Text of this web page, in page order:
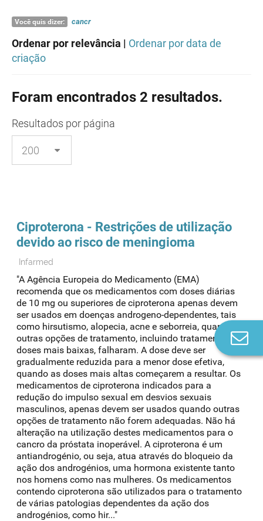
Você quis dizer: cancr
Ordenar por relevância | Ordenar por data de
criação
Foram encontrados 2 resultados.
Resultados por página
Ciproterona - Restrições de utilização
devido ao risco de meningioma
Infarmed
"A Agência Europeia do Medicamento (EMA)
recomenda que os medicamentos com doses diárias
de 10 mg ou superiores de ciproterona apenas devem
ser usados em doenças androgeno-dependentes, tais
como hirsutismo, alopecia, acne e seborreia, quando
outras opções de tratamento, incluindo tratamento com
doses mais baixas, falharam. A dose deve ser
gradualmente reduzida para a menor dose efetiva,
quando as doses mais altas começarem a resultar. Os
medicamentos de ciproterona indicados para a
redução do impulso sexual em desvios sexuais
masculinos, apenas devem ser usados quando outras
opções de tratamento não forem adequadas. Não há
alteração na utilização destes medicamentos para o
cancro da próstata inoperável. A ciproterona é um
antiandrogénio, ou seja, atua através do bloqueio da
ação dos androgénios, uma hormona existente tanto
nos homens como nas mulheres. Os medicamentos
contendo ciproterona são utilizados para o tratamento
de várias patologias dependentes da ação dos
androgénios, como hir..."